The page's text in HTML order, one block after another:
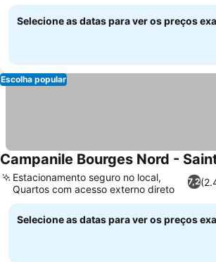
Selecione as datas para ver os preços
Escolha popular
Campanile Bourges Nord -
7,2
Estacionamento seguro no local,
Quartos com acesso externo direto
Selecione as datas para ver os preços